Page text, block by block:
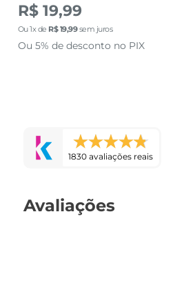
R$ 19,99
Ou1x de R$19,99sem juros
Ou 5% de desconto no PIX
1830 avaliações reais
Avaliações